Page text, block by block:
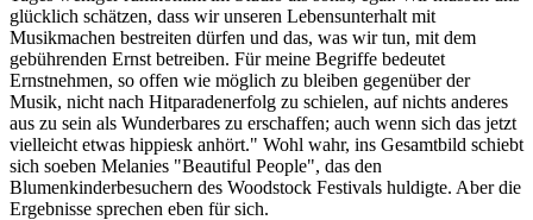
glücklich schätzen, dass wir unseren Lebensunterhalt mit
Musikmachen bestreiten dürfen und das, was wir tun, mit dem
gebührenden Ernst betreiben. Für meine Begriffe bedeutet
Ernstnehmen, so offen wie möglich zu bleiben gegenüber der
Musik, nicht nach Hitparadenerfolg zu schielen, auf nichts anderes
aus zu sein als Wunderbares zu erschaffen; auch wenn sich das jetzt
vielleicht etwas hippiesk anhört." Wohl wahr, ins Gesamtbild schiebt
sich soeben Melanies "Beautiful People", das den
Blumenkinderbesuchern des Woodstock Festivals huldigte. Aber die
Ergebnisse sprechen eben für sich.